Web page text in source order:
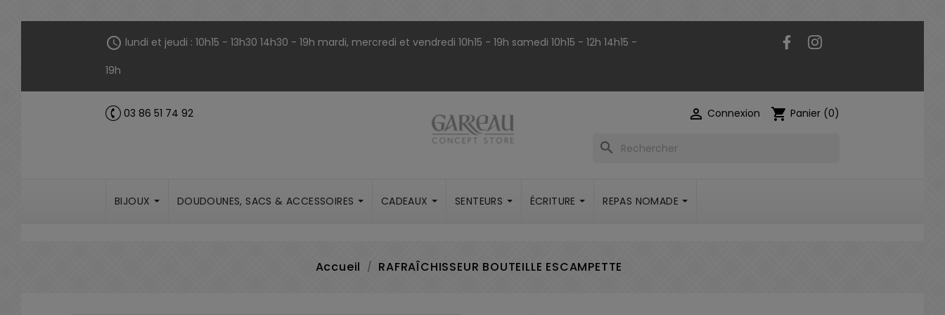
schedule lundi et jeudi : 10h15 - 13h30 14h30 - 19h mardi, mercredi et vendredi 10h15 - 19h samedi 10h15 - 12h 14h15 -
19h
Facebook
call 03 86 51 74 92  Connexion shopping_cart Panier (0)
search
BIJOUX DOUDOUNES, SACS & ACCESSOIRES CADEAUX SENTEURS ÉCRITURE REPAS NOMADE
Accueil RAFRAÎCHISSEUR BOUTEILLE ESCAMPETTE